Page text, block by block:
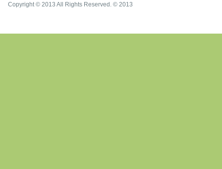
Copyright © 2013 All Rights Reserved. © 2013